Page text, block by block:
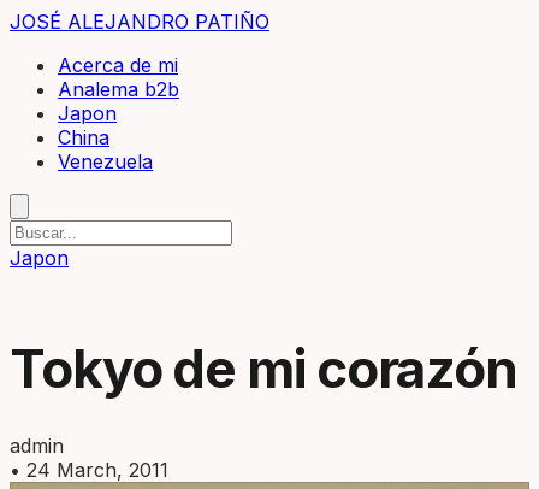
JOSÉ ALEJANDRO PATIÑO
Acerca de mi
Analema b2b
Japon
China
Venezuela
Japon
Tokyo de mi corazón
admin
• 24 March, 2011